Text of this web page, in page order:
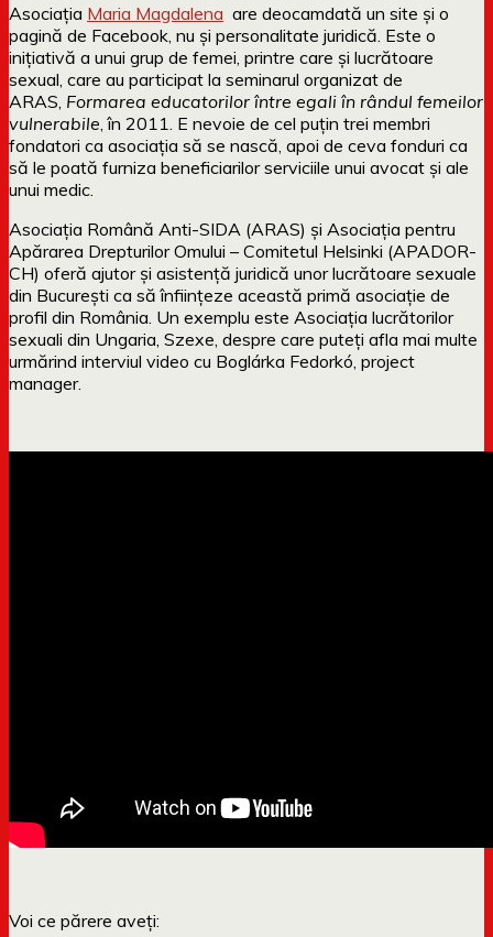
Asociația Maria Magdalena are deocamdată un site și o
pagină de Facebook, nu și personalitate juridică. Este o
inițiativă a unui grup de femei, printre care și lucrătoare
sexual, care au participat la seminarul organizat de
ARAS, Formarea educatorilor între egali în rândul femeilor
vulnerabile , în 2011. E nevoie de cel puțin trei membri
fondatori ca asociația să se nască, apoi de ceva fonduri ca
să le poată furniza beneficiarilor serviciile unui avocat și ale
unui medic.
Asociația Română Anti-SIDA (ARAS) și Asociația pentru
Apărarea Drepturilor Omului – Comitetul Helsinki (APADOR-
CH) oferă ajutor și asistență juridică unor lucrătoare sexuale
din București ca să înființeze această primă asociație de
profil din România. Un exemplu este Asociația lucrătorilor
sexuali din Ungaria, Szexe, despre care puteți afla mai multe
urmărind interviul video cu Boglárka Fedorkó, project
manager.
Voi ce părere aveți: